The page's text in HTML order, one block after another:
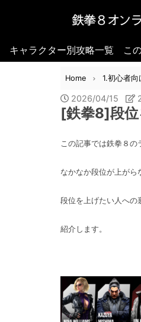
キャラクター別攻略一覧 こ
Home 1.初心者
2026/04/15
[鉄拳8]段
この記事では鉄拳８
なかなか段位が上がら
段位を上げたい人への
紹介します。